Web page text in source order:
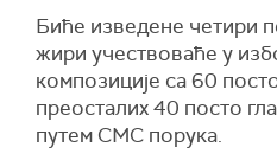
Биће изведене четири
жири учествоваће у
композиције са 60
преосталих 40 посто
путем СМС порука.